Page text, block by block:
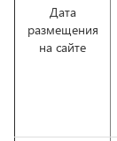
Дата
размещения
на сайте